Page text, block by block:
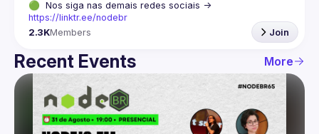
https://linktr.ee/nodebr
2.3KMembers Join
Recent Events More